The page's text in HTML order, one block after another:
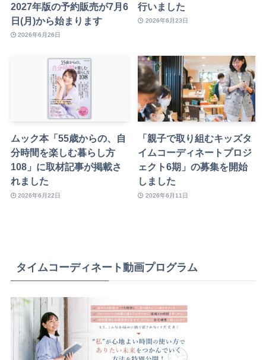
2027年版の予約販売が7月6
日(月)から始まります
2026年6月26日
行いました
2026年6月23日
ムック本「55歳からの、自
分時間を楽しむ暮らし方
108」に取材記事が掲載さ
れました
2026年6月22日
「親子で取り組むキッズタ
イムコーディネートプロジ
ェクト6期」の募集を開始
しました
2026年6月11日
タイムコーディネート動画プログラム